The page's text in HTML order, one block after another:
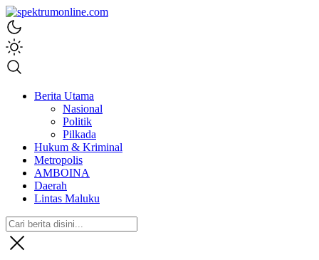
spektrumonline.com
Berita Utama
Nasional
Politik
Pilkada
Hukum & Kriminal
Metropolis
AMBOINA
Daerah
Lintas Maluku